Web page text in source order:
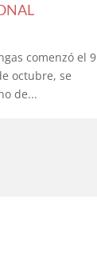
comenzó el 9
octubre, se
de...